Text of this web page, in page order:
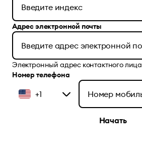
Адрес электронной почты
Электронный адрес контактного лица
Номер телефона
+1
Начать